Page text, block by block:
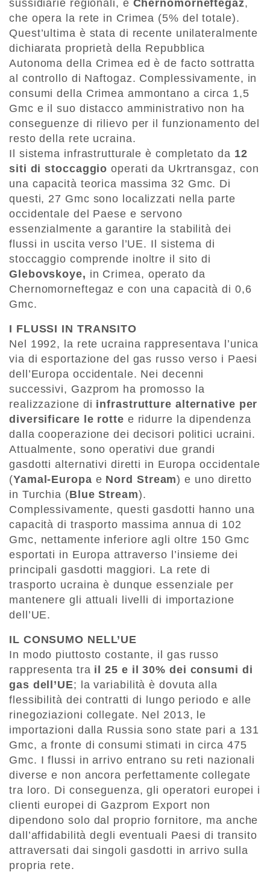
sussidiarie regionali, e Chernomorneftegaz,
che opera la rete in Crimea (5% del totale).
Quest’ultima è stata di recente unilateralmente
dichiarata proprietà della Repubblica
Autonoma della Crimea ed è de facto sottratta
al controllo di Naftogaz. Complessivamente, in
consumi della Crimea ammontano a circa 1,5
Gmc e il suo distacco amministrativo non ha
conseguenze di rilievo per il funzionamento del
resto della rete ucraina.
Il sistema infrastrutturale è completato da 12
siti di stoccaggio operati da Ukrtransgaz, con
una capacità teorica massima 32 Gmc. Di
questi, 27 Gmc sono localizzati nella parte
occidentale del Paese e servono
essenzialmente a garantire la stabilità dei
flussi in uscita verso l’UE. Il sistema di
stoccaggio comprende inoltre il sito di
Glebovskoye, in Crimea, operato da
Chernomorneftegaz e con una capacità di 0,6
Gmc.
I FLUSSI IN TRANSITO
Nel 1992, la rete ucraina rappresentava l’unica
via di esportazione del gas russo verso i Paesi
dell’Europa occidentale. Nei decenni
successivi, Gazprom ha promosso la
realizzazione di infrastrutture alternative per
diversificare le rotte e ridurre la dipendenza
dalla cooperazione dei decisori politici ucraini.
Attualmente, sono operativi due grandi
gasdotti alternativi diretti in Europa occidentale
(Yamal-Europa e Nord Stream) e uno diretto
in Turchia (Blue Stream).
Complessivamente, questi gasdotti hanno una
capacità di trasporto massima annua di 102
Gmc, nettamente inferiore agli oltre 150 Gmc
esportati in Europa attraverso l’insieme dei
principali gasdotti maggiori. La rete di
trasporto ucraina è dunque essenziale per
mantenere gli attuali livelli di importazione
dell’UE.
IL CONSUMO NELL’UE
In modo piuttosto costante, il gas russo
rappresenta tra il 25 e il 30% dei consumi di
gas dell’UE; la variabilità è dovuta alla
flessibilità dei contratti di lungo periodo e alle
rinegoziazioni collegate. Nel 2013, le
importazioni dalla Russia sono state pari a 131
Gmc, a fronte di consumi stimati in circa 475
Gmc. I flussi in arrivo entrano su reti nazionali
diverse e non ancora perfettamente collegate
tra loro. Di conseguenza, gli operatori europei i
clienti europei di Gazprom Export non
dipendono solo dal proprio fornitore, ma anche
dall’affidabilità degli eventuali Paesi di transito
attraversati dai singoli gasdotti in arrivo sulla
propria rete.